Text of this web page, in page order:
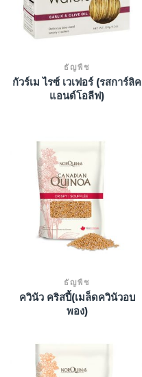
ธัญพืช
กัวร์เม ไรซ์ เวเฟอร์ (รสการ์ลิค
แอนด์โอลีฟ)
ธัญพืช
ควินัว คริสปี้(เมล็ดควินัวอบ
พอง)